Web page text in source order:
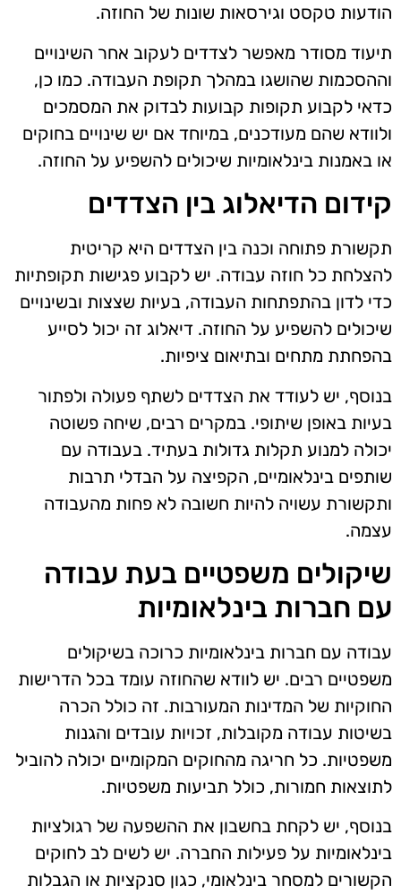
הודעות טקסט וגירסאות שונות של החוזה.
תיעוד מסודר מאפשר לצדדים לעקוב אחר השינויים
וההסכמות שהושגו במהלך תקופת העבודה. כמו כן,
כדאי לקבוע תקופות קבועות לבדוק את המסמכים
ולוודא שהם מעודכנים, במיוחד אם יש שינויים בחוקים
או באמנות בינלאומיות שיכולים להשפיע על החוזה.
קידום הדיאלוג בין הצדדים
תקשורת פתוחה וכנה בין הצדדים היא קריטית
להצלחת כל חוזה עבודה. יש לקבוע פגישות תקופתיות
כדי לדון בהתפתחות העבודה, בעיות שצצות ובשינויים
שיכולים להשפיע על החוזה. דיאלוג זה יכול לסייע
בהפחתת מתחים ובתיאום ציפיות.
בנוסף, יש לעודד את הצדדים לשתף פעולה ולפתור
בעיות באופן שיתופי. במקרים רבים, שיחה פשוטה
יכולה למנוע תקלות גדולות בעתיד. בעבודה עם
שותפים בינלאומיים, הקפיצה על הבדלי תרבות
ותקשורת עשויה להיות חשובה לא פחות מהעבודה
עצמה.
שיקולים משפטיים בעת עבודה
עם חברות בינלאומיות
עבודה עם חברות בינלאומיות כרוכה בשיקולים
משפטיים רבים. יש לוודא שהחוזה עומד בכל הדרישות
החוקיות של המדינות המעורבות. זה כולל הכרה
בשיטות עבודה מקובלות, זכויות עובדים והגנות
משפטיות. כל חריגה מהחוקים המקומיים יכולה להוביל
לתוצאות חמורות, כולל תביעות משפטיות.
בנוסף, יש לקחת בחשבון את ההשפעה של רגולציות
בינלאומיות על פעילות החברה. יש לשים לב לחוקים
הקשורים למסחר בינלאומי, כגון סנקציות או הגבלות